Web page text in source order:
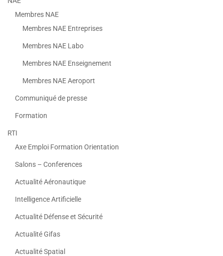
Membres NAE
Membres NAE Entreprises
Membres NAE Labo
Membres NAE Enseignement
Membres NAE Aeroport
Communiqué de presse
Formation
RTI
Axe Emploi Formation Orientation
Salons – Conferences
Actualité Aéronautique
Intelligence Artificielle
Actualité Défense et Sécurité
Actualité Gifas
Actualité Spatial